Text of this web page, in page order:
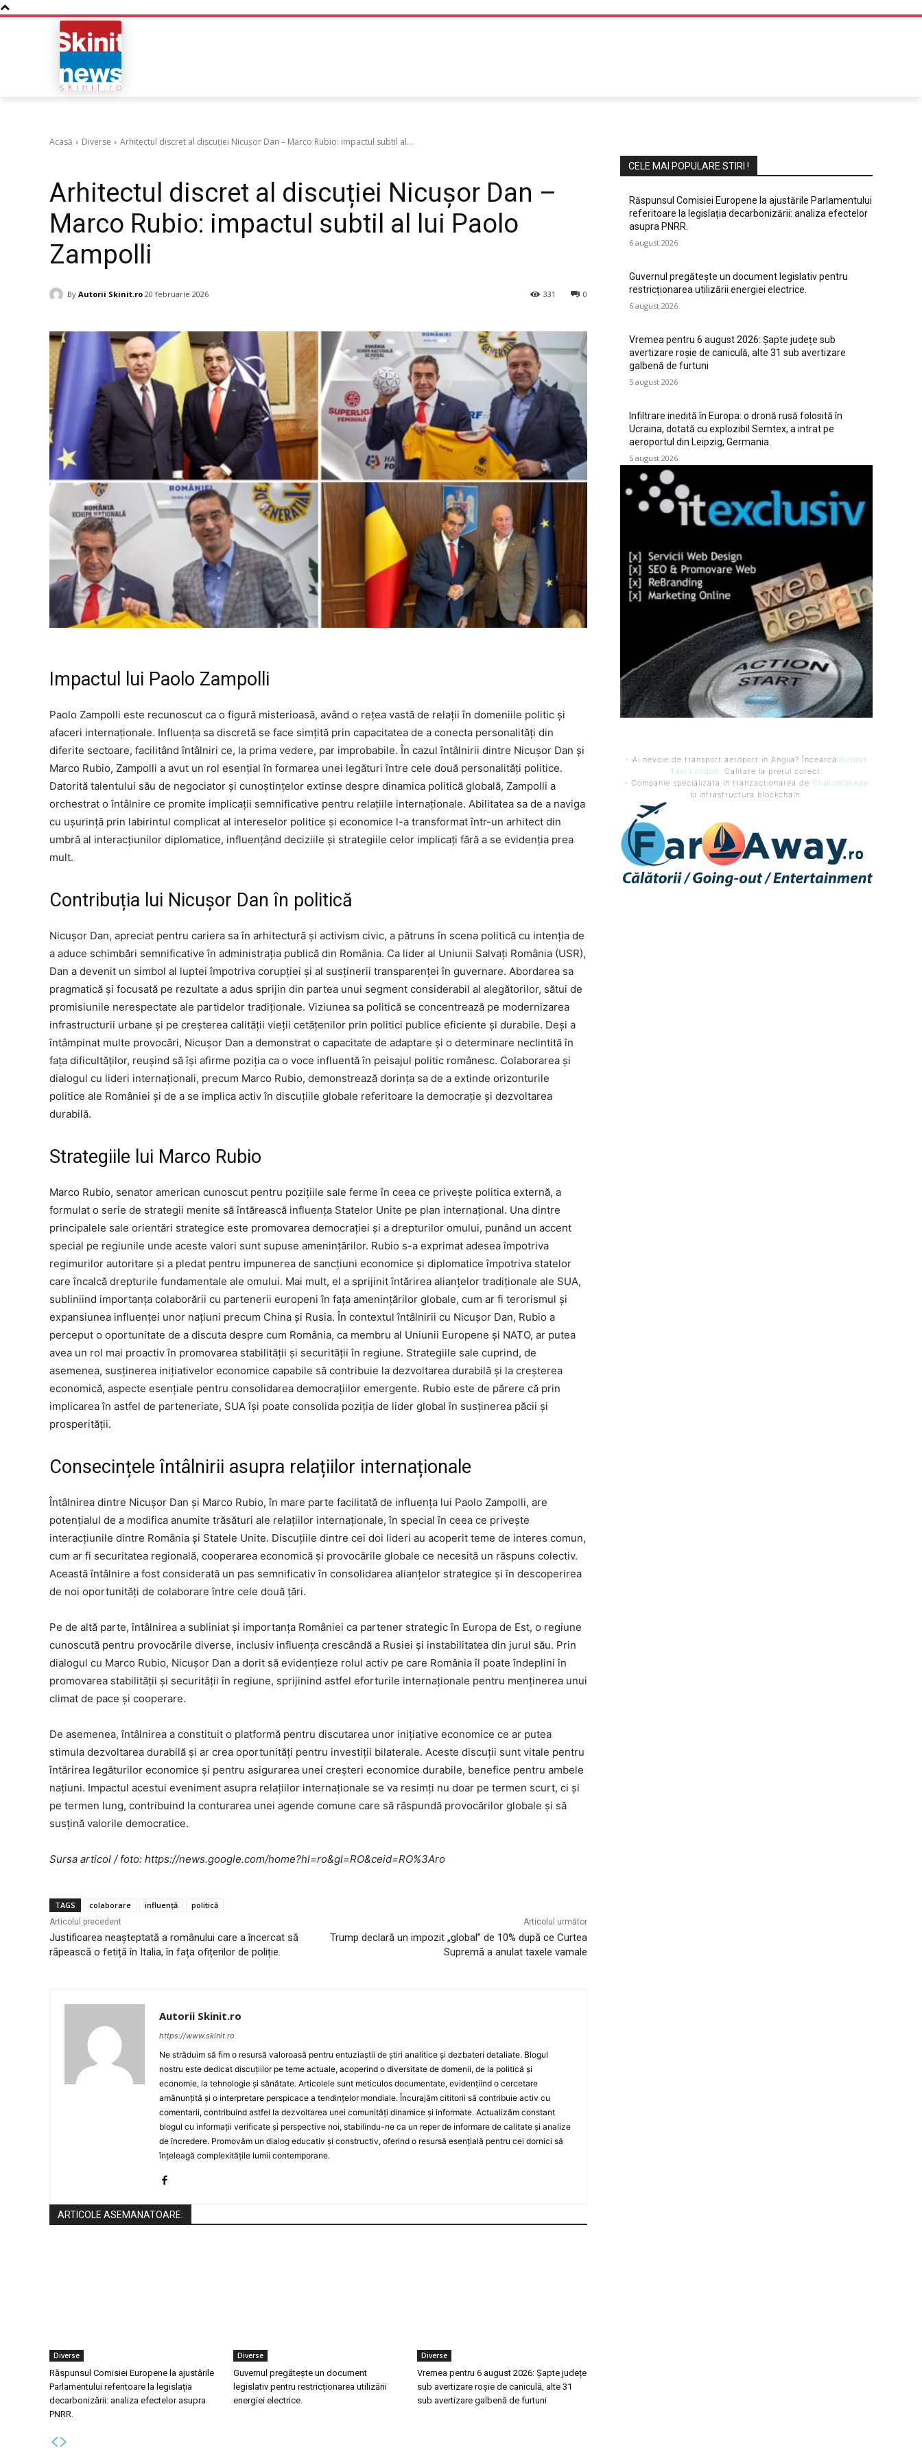
Acasă Diverse Arhitectul discret al discuției Nicușor Dan – Marco Rubio: impactul subtil al...
Arhitectul discret al discuției Nicușor Dan –
Marco Rubio: impactul subtil al lui Paolo
Zampolli
By Autorii Skinit.ro 20 februarie 2026 0
331
Impactul lui Paolo Zampolli
Paolo Zampolli este recunoscut ca o figură misterioasă, având o rețea vastă de relații în domeniile politic și
afaceri internaționale. Influența sa discretă se face simțită prin capacitatea de a conecta personalități din
diferite sectoare, facilitând întâlniri ce, la prima vedere, par improbabile. În cazul întâlnirii dintre Nicușor Dan și
Marco Rubio, Zampolli a avut un rol esențial în formarea unei legături între cele două personalități politice.
Datorită talentului său de negociator și cunoștințelor extinse despre dinamica politică globală, Zampolli a
orchestrat o întâlnire ce promite implicații semnificative pentru relațiile internaționale. Abilitatea sa de a naviga
cu ușurință prin labirintul complicat al intereselor politice și economice l-a transformat într-un arhitect din
umbră al interacțiunilor diplomatice, influențând deciziile și strategiile celor implicați fără a se evidenția prea
mult.
Contribuția lui Nicușor Dan în politică
Nicușor Dan, apreciat pentru cariera sa în arhitectură și activism civic, a pătruns în scena politică cu intenția de
a aduce schimbări semnificative în administrația publică din România. Ca lider al Uniunii Salvați România (USR),
Dan a devenit un simbol al luptei împotriva corupției și al susținerii transparenței în guvernare. Abordarea sa
pragmatică și focusată pe rezultate a adus sprijin din partea unui segment considerabil al alegătorilor, sătui de
promisiunile nerespectate ale partidelor tradiționale. Viziunea sa politică se concentrează pe modernizarea
infrastructurii urbane și pe creșterea calității vieții cetățenilor prin politici publice eficiente și durabile. Deși a
întâmpinat multe provocări, Nicușor Dan a demonstrat o capacitate de adaptare și o determinare neclintită în
fața dificultăților, reușind să își afirme poziția ca o voce influentă în peisajul politic românesc. Colaborarea și
dialogul cu lideri internaționali, precum Marco Rubio, demonstrează dorința sa de a extinde orizonturile
politice ale României și de a se implica activ în discuțiile globale referitoare la democrație și dezvoltarea
durabilă.
Strategiile lui Marco Rubio
Marco Rubio, senator american cunoscut pentru pozițiile sale ferme în ceea ce privește politica externă, a
formulat o serie de strategii menite să întărească influența Statelor Unite pe plan internațional. Una dintre
principalele sale orientări strategice este promovarea democrației și a drepturilor omului, punând un accent
special pe regiunile unde aceste valori sunt supuse amenințărilor. Rubio s-a exprimat adesea împotriva
regimurilor autoritare și a pledat pentru impunerea de sancțiuni economice și diplomatice împotriva statelor
care încalcă drepturile fundamentale ale omului. Mai mult, el a sprijinit întărirea alianțelor tradiționale ale SUA,
subliniind importanța colaborării cu partenerii europeni în fața amenințărilor globale, cum ar fi terorismul și
expansiunea influenței unor națiuni precum China și Rusia. În contextul întâlnirii cu Nicușor Dan, Rubio a
perceput o oportunitate de a discuta despre cum România, ca membru al Uniunii Europene și NATO, ar putea
avea un rol mai proactiv în promovarea stabilității și securității în regiune. Strategiile sale cuprind, de
asemenea, susținerea inițiativelor economice capabile să contribuie la dezvoltarea durabilă și la creșterea
economică, aspecte esențiale pentru consolidarea democrațiilor emergente. Rubio este de părere că prin
implicarea în astfel de parteneriate, SUA își poate consolida poziția de lider global în susținerea păcii și
prosperității.
Consecințele întâlnirii asupra relațiilor internaționale
Întâlnirea dintre Nicușor Dan și Marco Rubio, în mare parte facilitată de influența lui Paolo Zampolli, are
potențialul de a modifica anumite trăsături ale relațiilor internaționale, în special în ceea ce privește
interacțiunile dintre România și Statele Unite. Discuțiile dintre cei doi lideri au acoperit teme de interes comun,
cum ar fi securitatea regională, cooperarea economică și provocările globale ce necesită un răspuns colectiv.
Această întâlnire a fost considerată un pas semnificativ în consolidarea alianțelor strategice și în descoperirea
de noi oportunități de colaborare între cele două țări.
Pe de altă parte, întâlnirea a subliniat și importanța României ca partener strategic în Europa de Est, o regiune
cunoscută pentru provocările diverse, inclusiv influența crescândă a Rusiei și instabilitatea din jurul său. Prin
dialogul cu Marco Rubio, Nicușor Dan a dorit să evidențieze rolul activ pe care România îl poate îndeplini în
promovarea stabilității și securității în regiune, sprijinind astfel eforturile internaționale pentru menținerea unui
climat de pace și cooperare.
De asemenea, întâlnirea a constituit o platformă pentru discutarea unor inițiative economice ce ar putea
stimula dezvoltarea durabilă și ar crea oportunități pentru investiții bilaterale. Aceste discuții sunt vitale pentru
întărirea legăturilor economice și pentru asigurarea unei creșteri economice durabile, benefice pentru ambele
națiuni. Impactul acestui eveniment asupra relațiilor internaționale se va resimți nu doar pe termen scurt, ci și
pe termen lung, contribuind la conturarea unei agende comune care să răspundă provocărilor globale și să
susțină valorile democratice.
Sursa articol / foto: https://news.google.com/home?hl=ro&gl=RO&ceid=RO%3Aro
TAGS colaborare influență politică
Articolul precedent
Justificarea neașteptată a românului care a încercat să
răpească o fetiță în Italia, în fața ofițerilor de poliție.
Articolul următor
Trump declară un impozit „global” de 10% după ce Curtea
Supremă a anulat taxele vamale
Autorii Skinit.ro
https://www.skinit.ro
Ne străduim să fim o resursă valoroasă pentru entuziaștii de știri analitice și dezbateri detaliate. Blogul
nostru este dedicat discuțiilor pe teme actuale, acoperind o diversitate de domenii, de la politică și
economie, la tehnologie și sănătate. Articolele sunt meticulos documentate, evidențiind o cercetare
amănunțită și o interpretare perspicace a tendințelor mondiale. Încurajăm cititorii să contribuie activ cu
comentarii, contribuind astfel la dezvoltarea unei comunități dinamice și informate. Actualizăm constant
blogul cu informații verificate și perspective noi, stabilindu-ne ca un reper de informare de calitate și analize
de încredere. Promovăm un dialog educativ și constructiv, oferind o resursă esențială pentru cei dornici să
înțeleagă complexitățile lumii contemporane.
ARTICOLE ASEMANATOARE:
Diverse
Răspunsul Comisiei Europene la ajustările
Parlamentului referitoare la legislația
decarbonizării: analiza efectelor asupra
PNRR.
Diverse
Guvernul pregătește un document
legislativ pentru restricționarea utilizării
energiei electrice.
Diverse
Vremea pentru 6 august 2026: Șapte județe
sub avertizare roșie de caniculă, alte 31
sub avertizare galbenă de furtuni
CELE MAI POPULARE STIRI !
Răspunsul Comisiei Europene la ajustările Parlamentului
referitoare la legislația decarbonizării: analiza efectelor
asupra PNRR.
6 august 2026
Guvernul pregătește un document legislativ pentru
restricționarea utilizării energiei electrice.
6 august 2026
Vremea pentru 6 august 2026: Șapte județe sub
avertizare roșie de caniculă, alte 31 sub avertizare
galbenă de furtuni
5 august 2026
Infiltrare inedită în Europa: o dronă rusă folosită în
Ucraina, dotată cu explozibil Semtex, a intrat pe
aeroportul din Leipzig, Germania.
5 august 2026
- Ai nevoie de transport aeroport in Anglia? Încearcă Airport
Taxi London. Calitate la prețul corect.
- Companie specializata in tranzactionarea de Criptomonede
si infrastructura blockchain.